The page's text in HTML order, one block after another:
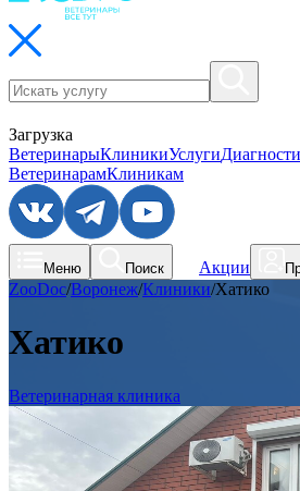
Загрузка
ВетеринарыКлиникиУслуги
ВетеринарамКлиникам
Меню Поиск Акции
ZooDoc/Воронеж/Клиники/Хатико
Хатико
Ветеринарная клиника